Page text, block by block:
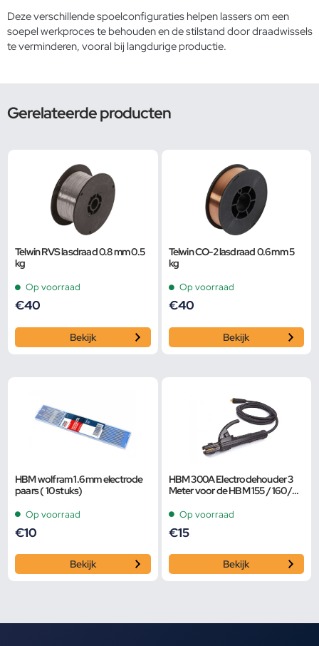
Deze verschillende spoelconfiguraties helpen lassers om een
soepel werkproces te behouden en de stilstand door draadwissels
te verminderen, vooral bij langdurige productie.
Gerelateerde producten
Telwin RVS lasdraad 0.8 mm 0.5
kg
Op voorraad
€40
Bekijk
Telwin CO-2 lasdraad 0.6 mm 5
kg
Op voorraad
€40
Bekijk
HBM wolfram 1.6 mm electrode
paars ( 10 stuks)
Op voorraad
€10
Bekijk
HBM 300A Electrodehouder 3
Meter voor de HBM 155 / 160 /
Op voorraad
€15
Bekijk